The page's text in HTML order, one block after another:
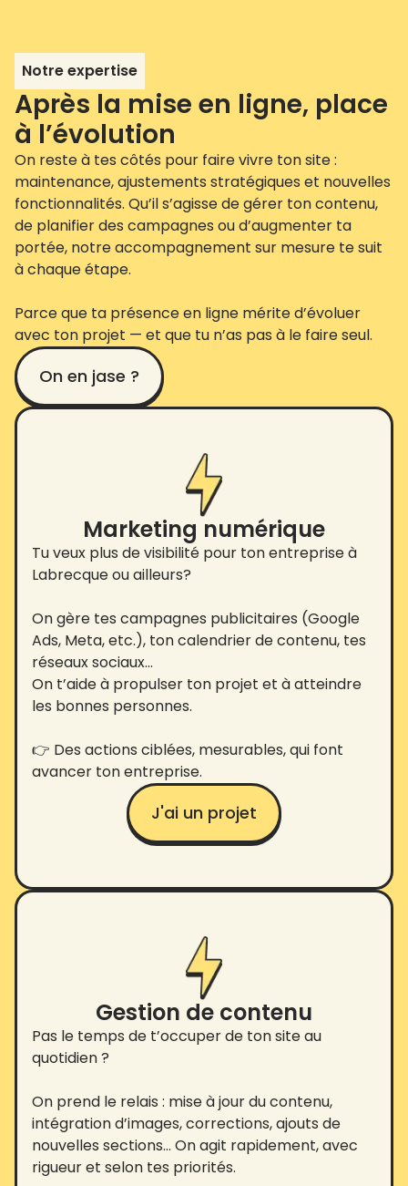
Notre expertise
Après la mise en ligne, place
à l’évolution
On reste à tes côtés pour faire vivre ton site :
maintenance, ajustements stratégiques et nouvelles
fonctionnalités. Qu’il s’agisse de gérer ton contenu,
de planifier des campagnes ou d’augmenter ta
portée, notre accompagnement sur mesure te suit
à chaque étape.
Parce que ta présence en ligne mérite d’évoluer
avec ton projet — et que tu n’as pas à le faire seul.
On en jase ?
Marketing numérique
Tu veux plus de visibilité pour ton entreprise à
Labrecque ou ailleurs?
On gère tes campagnes publicitaires (Google
Ads, Meta, etc.), ton calendrier de contenu, tes
réseaux sociaux…
On t’aide à propulser ton projet et à atteindre
les bonnes personnes.
👉 Des actions ciblées, mesurables, qui font
avancer ton entreprise.
J'ai un projet
Gestion de contenu
Pas le temps de t’occuper de ton site au
quotidien ?
On prend le relais : mise à jour du contenu,
intégration d’images, corrections, ajouts de
nouvelles sections… On agit rapidement, avec
rigueur et selon tes priorités.